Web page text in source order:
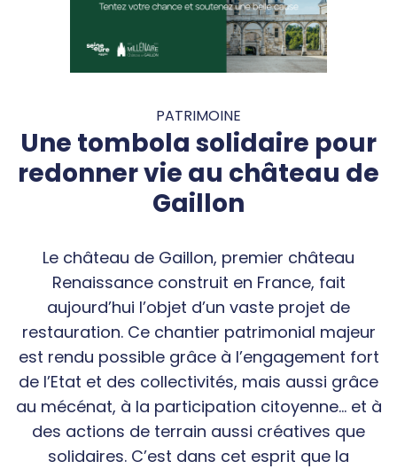
PATRIMOINE
Une tombola solidaire pour
redonner vie au château de
Gaillon
Le château de Gaillon, premier château
Renaissance construit en France, fait
aujourd’hui l’objet d’un vaste projet de
restauration. Ce chantier patrimonial majeur
est rendu possible grâce à l’engagement fort
de l’Etat et des collectivités, mais aussi grâce
au mécénat, à la participation citoyenne… et à
des actions de terrain aussi créatives que
solidaires. C’est dans cet esprit que la